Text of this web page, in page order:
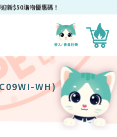
新$50購物優惠碼！
WH)